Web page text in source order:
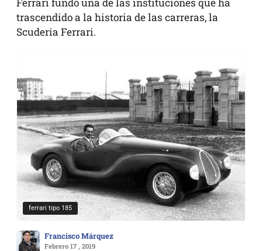
trascendido a la historia de las carreras, la
Scuderia Ferrari.
ferrari tipo 185
Francisco Márquez
Febrero 17 , 2019